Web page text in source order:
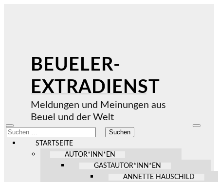
BEUELER-
EXTRADIENST
Meldungen und Meinungen aus
Beuel und der Welt
Mobile-
Menü
ein-/ausblenden
Suchen
nach:
STARTSEITE
AUTOR*INN*EN
GASTAUTOR*INN*EN
ANNETTE HAUSCHILD